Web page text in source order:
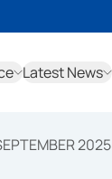
Latest News
2025